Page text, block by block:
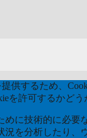
供するため、
を許可するかど
めに技術的に必要
を分析したり